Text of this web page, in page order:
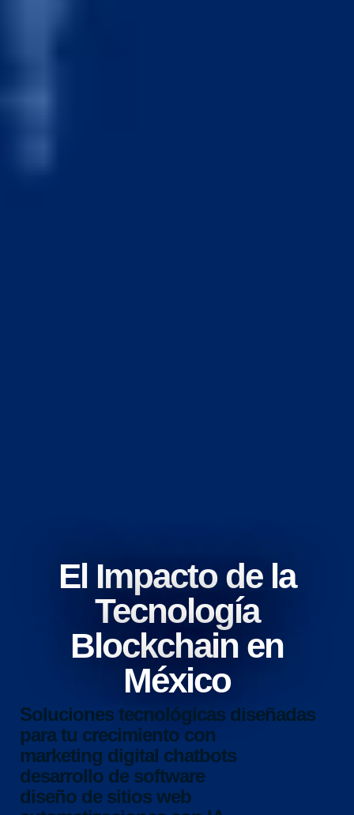
El Impacto de la
Tecnología
Blockchain en
México
Soluciones tecnológicas diseñadas
para tu crecimiento con
marketing digital chatbots
desarrollo de software
diseño de sitios web